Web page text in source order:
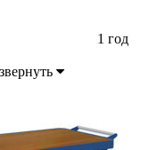
1 год